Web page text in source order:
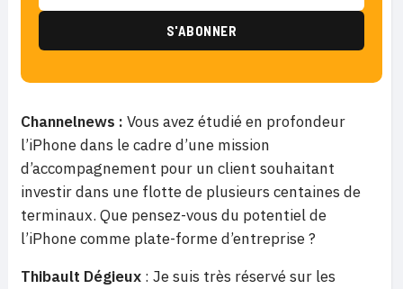
Channelnews : Vous avez étudié en profondeur
l’iPhone dans le cadre d’une mission
d’accompagnement pour un client souhaitant
investir dans une flotte de plusieurs centaines de
terminaux. Que pensez-vous du potentiel de
l’iPhone comme plate-forme d’entreprise ?
Thibault Dégieux : Je suis très réservé sur les